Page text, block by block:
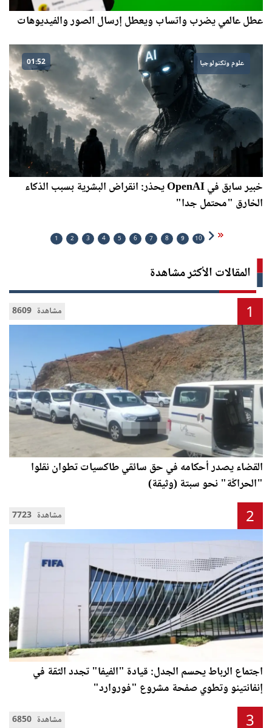
عطل عالمي يضرب واتساب ويعطل إرسال الصور والفيديوهات
علوم وتكنولوجيا 01:52
خبير سابق في OpenAI يحذر: انقراض البشرية بسبب الذكاء
الخارق "محتمل جدا"
1 2 3 4 5 6 7 8 9 10
المقالات الأكثر مشاهدة
8609 مشاهدة 1
القضاء يصدر أحكامه في حق سائقي طاكسيات تطوان نقلوا
"الحراݣة" نحو سبتة (وثيقة)
7723 مشاهدة 2
اجتماع الرباط يحسم الجدل: قيادة "الفيفا" تجدد الثقة في
إنفانتينو وتطوي صفحة مشروع "فوروارد"
6850 مشاهدة 3